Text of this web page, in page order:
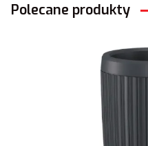
Polecane produkty